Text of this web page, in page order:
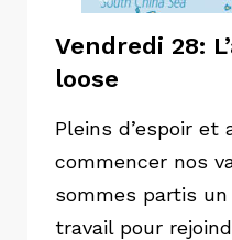
Vendredi 28:
loose
Pleins d’espoir et
commencer nos
sommes partis
travail pour